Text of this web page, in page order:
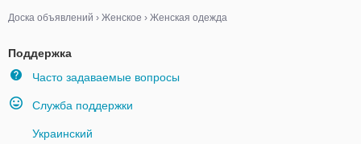
Доска объявлений › Женское › Женская одежда
Поддержка
Часто задаваемые вопросы
Служба поддержки
Украинский